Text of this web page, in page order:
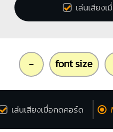
เล่นเสียง
- font size
เล่นเสียงเมื่อกดคอร์ด